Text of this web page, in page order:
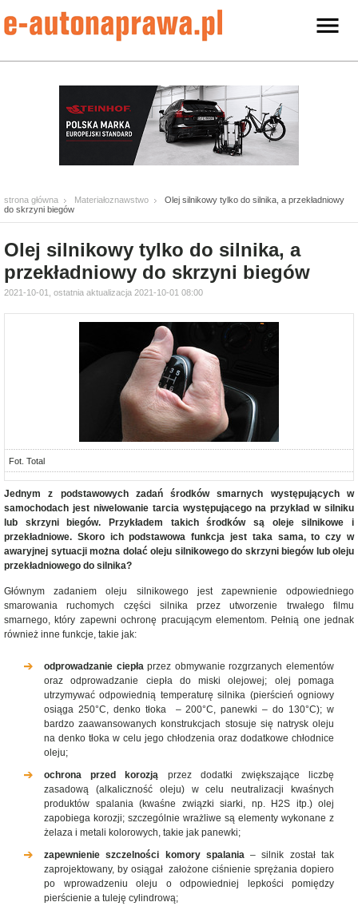
strona główna Materiałoznawstwo
Olej silnikowy tylko do silnika, a przekładniowy
do skrzyni biegów
Olej silnikowy tylko do silnika, a
przekładniowy do skrzyni biegów
2021-10-01, ostatnia aktualizacja 2021-10-01 08:00
Fot. Total
Jednym z podstawowych zadań środków smarnych występujących w
samochodach jest niwelowanie tarcia występującego na przykład w silniku
lub skrzyni biegów. Przykładem takich środków są oleje silnikowe i
przekładniowe. Skoro ich podstawowa funkcja jest taka sama, to czy w
awaryjnej sytuacji można dolać oleju silnikowego do skrzyni biegów lub oleju
przekładniowego do silnika?
Głównym zadaniem oleju silnikowego jest zapewnienie odpowiedniego
smarowania ruchomych części silnika przez utworzenie trwałego filmu
smarnego, który zapewni ochronę pracującym elementom. Pełnią one jednak
również inne funkcje, takie jak:
odprowadzanie ciepłaprzez obmywanie rozgrzanych elementów
oraz odprowadzanie ciepła do miski olejowej; olej pomaga
utrzymywać odpowiednią temperaturę silnika (pierścień ogniowy
osiąga 250°C, denko tłoka – 200°C, panewki – do 130°C); w
bardzo zaawansowanych konstrukcjach stosuje się natrysk oleju
na denko tłoka w celu jego chłodzenia oraz dodatkowe chłodnice
oleju;
ochrona przed korozją przez dodatki zwiększające liczbę
zasadową (alkaliczność oleju) w celu neutralizacji kwaśnych
produktów spalania (kwaśne związki siarki, np. H2S itp.) olej
zapobiega korozji; szczególnie wrażliwe są elementy wykonane z
żelaza i metali kolorowych, takie jak panewki;
zapewnienie szczelności komory spalania– silnik został tak
zaprojektowany, by osiągał założone ciśnienie sprężania dopiero
po wprowadzeniu oleju o odpowiedniej lepkości pomiędzy
pierścienie a tuleję cylindrową;